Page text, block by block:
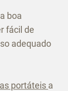
boa
fácil de
adequado
portáteis a